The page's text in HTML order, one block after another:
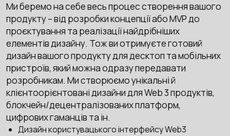
Ми беремо на себе весь процес створення вашого
продукту – від розробки концепції або MVP до
проєктування та реалізації найдрібніших
елементів дизайну. Тож ви отримуєте готовий
дизайн вашого продукту для десктоп та мобільних
пристроїв, який можна одразу передавати
розробникам. Ми створюємо унікальні й
клієнтоорієнтовані дизайни для Web 3 продуктів,
блокчейн/децентралізованих платформ,
цифрових гаманців та ін.
Дизайн користувацького інтерфейсу Web3